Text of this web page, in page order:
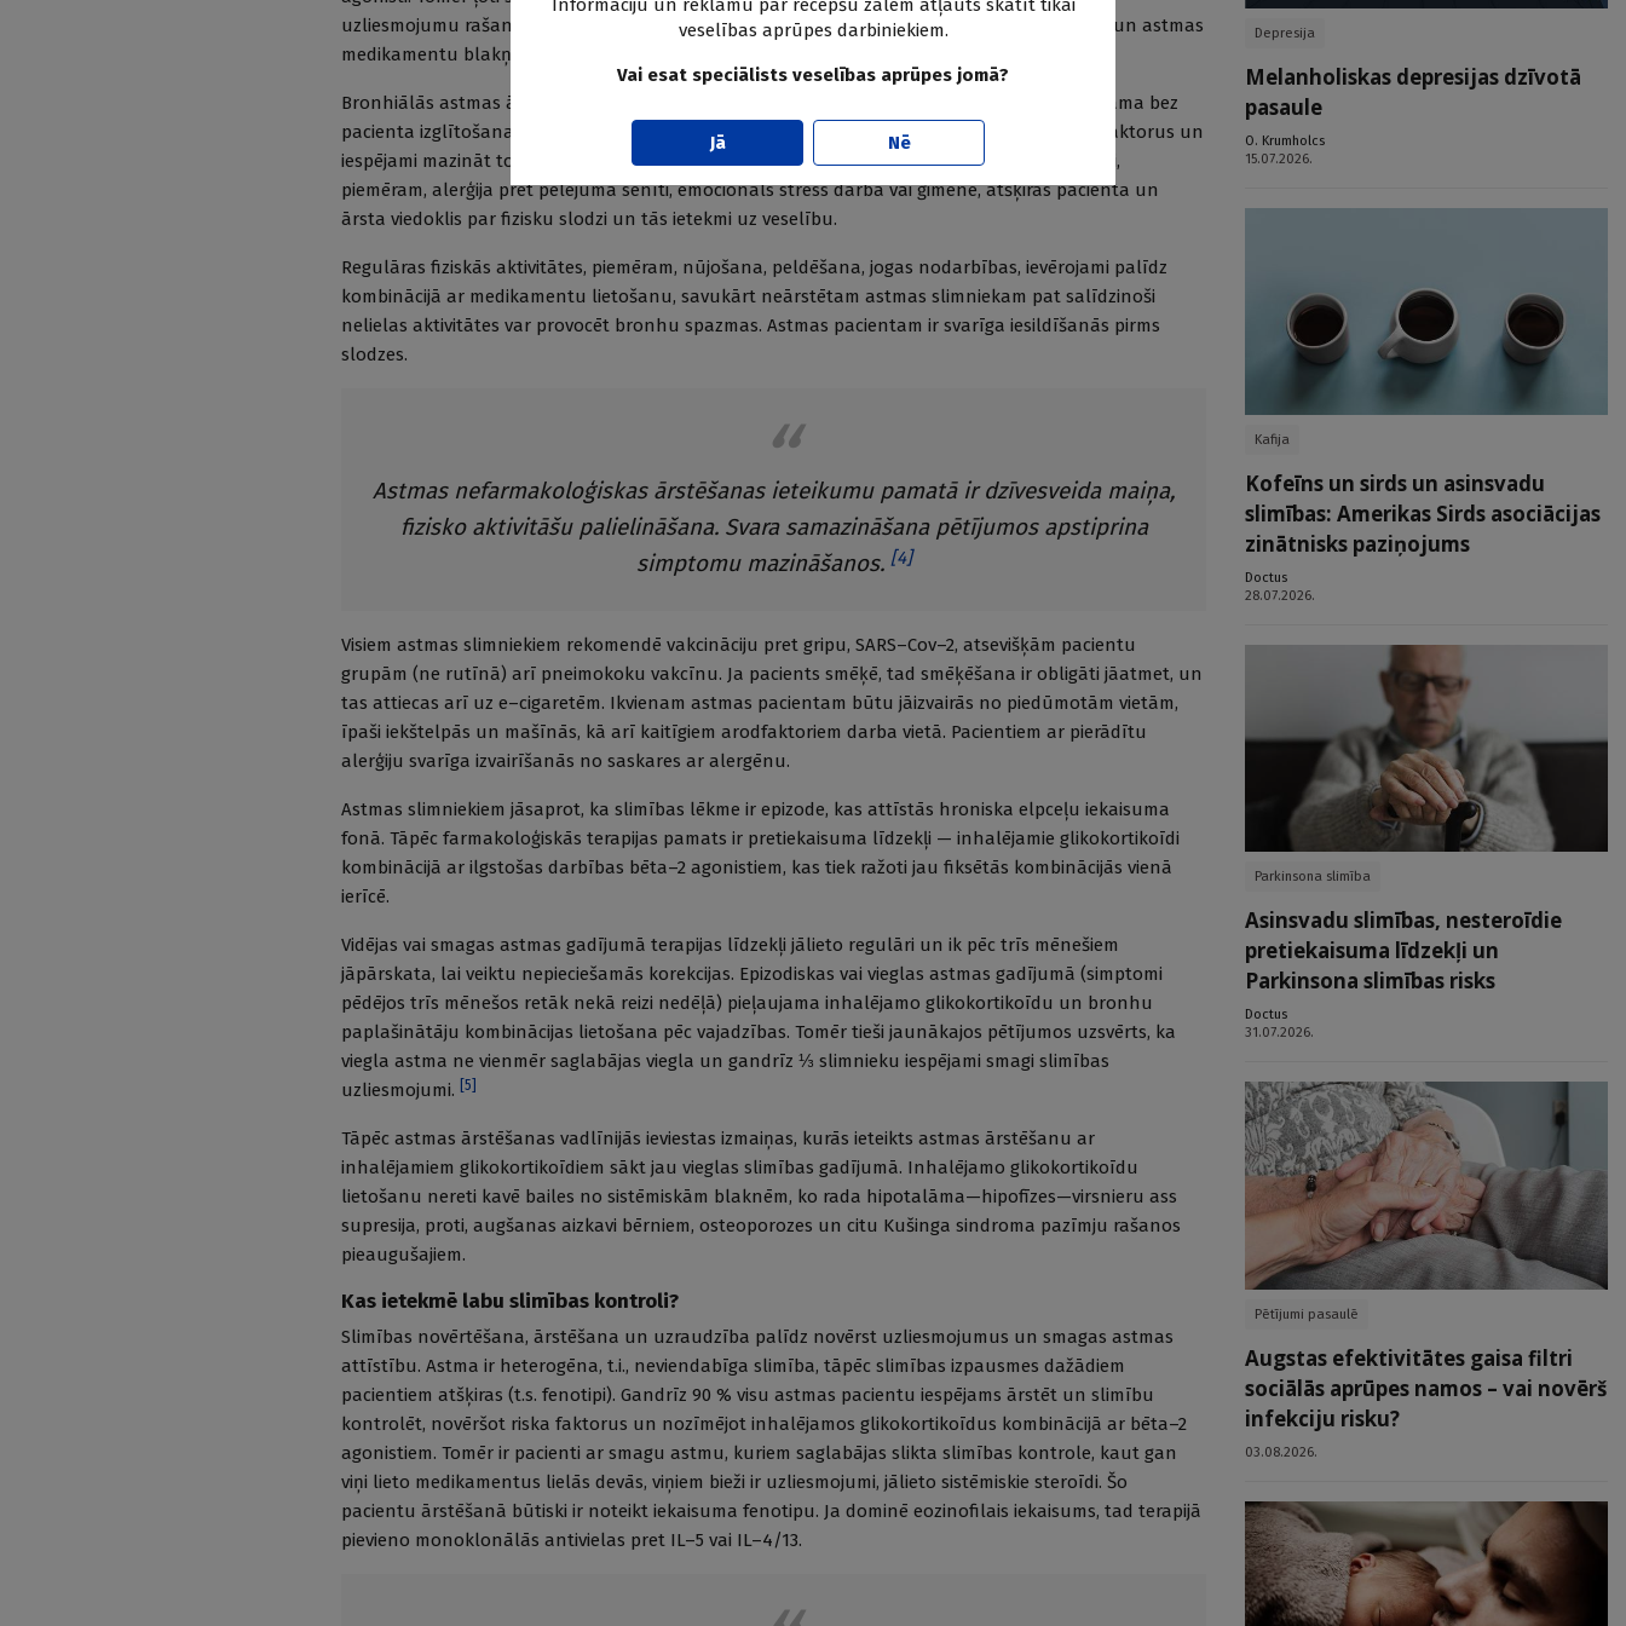
uzliesmojumu rašanos nākotnē un slimības nestabilitāti, plaušu funkcijas pasliktināšanos un astmas
medikamentu blakņu rašanos.
Bronhiālās astmas ārstēšanas plāna pamatā ir pacienta un ārsta sadarbība. Tā nav iespējama bez
pacienta izglītošanas un rakstiska rīcības plāna izstrādes. Svarīgi ir apzināt slimības riska faktorus un
iespējami mazināt to iedarbību. Nereti pacientam ir vairāki riska faktori un tie nav novēršami,
piemēram, alerģija pret pelējuma sēnīti, emocionāls stress darbā vai ģimenē, atšķiras pacienta un
ārsta viedoklis par fizisku slodzi un tās ietekmi uz veselību.
Regulāras fiziskās aktivitātes, piemēram, nūjošana, peldēšana, jogas nodarbības, ievērojami palīdz
kombinācijā ar medikamentu lietošanu, savukārt neārstētam astmas slimniekam pat salīdzinoši
nelielas aktivitātes var provocēt bronhu spazmas. Astmas pacientam ir svarīga iesildīšanās pirms
slodzes.
Astmas nefarmakoloģiskas ārstēšanas ieteikumu pamatā ir dzīvesveida maiņa,
fizisko aktivitāšu palielināšana. Svara samazināšana pētījumos apstiprina
simptomu mazināšanos. [4]
Visiem astmas slimniekiem rekomendē vakcināciju pret gripu, SARS–Cov–2, atsevišķām pacientu
grupām (ne rutīnā) arī pneimokoku vakcīnu. Ja pacients smēķē, tad smēķēšana ir obligāti jāatmet, un
tas attiecas arī uz e–cigaretēm. Ikvienam astmas pacientam būtu jāizvairās no piedūmotām vietām,
īpaši iekštelpās un mašīnās, kā arī kaitīgiem arodfaktoriem darba vietā. Pacientiem ar pierādītu
alerģiju svarīga izvairīšanās no saskares ar alergēnu.
Astmas slimniekiem jāsaprot, ka slimības lēkme ir epizode, kas attīstās hroniska elpceļu iekaisuma
fonā. Tāpēc farmakoloģiskās terapijas pamats ir pretiekaisuma līdzekļi — inhalējamie glikokortikoīdi
kombinācijā ar ilgstošas darbības bēta–2 agonistiem, kas tiek ražoti jau fiksētās kombinācijās vienā
ierīcē.
Vidējas vai smagas astmas gadījumā terapijas līdzekļi jālieto regulāri un ik pēc trīs mēnešiem
jāpārskata, lai veiktu nepieciešamās korekcijas. Epizodiskas vai vieglas astmas gadījumā (simptomi
pēdējos trīs mēnešos retāk nekā reizi nedēļā) pieļaujama inhalējamo glikokortikoīdu un bronhu
paplašinātāju kombinācijas lietošana pēc vajadzības. Tomēr tieši jaunākajos pētījumos uzsvērts, ka
viegla astma ne vienmēr saglabājas viegla un gandrīz ⅓ slimnieku iespējami smagi slimības
uzliesmojumi.
5
Tāpēc astmas ārstēšanas vadlīnijās ieviestas izmaiņas, kurās ieteikts astmas ārstēšanu ar
inhalējamiem glikokortikoīdiem sākt jau vieglas slimības gadījumā. Inhalējamo glikokortikoīdu
lietošanu nereti kavē bailes no sistēmiskām blaknēm, ko rada hipotalāma—hipofīzes—virsnieru ass
supresija, proti, augšanas aizkavi bērniem, osteoporozes un citu Kušinga sindroma pazīmju rašanos
pieaugušajiem.
Kas ietekmē labu slimības kontroli?
Slimības novērtēšana, ārstēšana un uzraudzība palīdz novērst uzliesmojumus un smagas astmas
attīstību. Astma ir heterogēna, t.i., neviendabīga slimība, tāpēc slimības izpausmes dažādiem
pacientiem atšķiras (t.s. fenotipi). Gandrīz 90 % visu astmas pacientu iespējams ārstēt un slimību
kontrolēt, novēršot riska faktorus un nozīmējot inhalējamos glikokortikoīdus kombinācijā ar bēta–2
agonistiem. Tomēr ir pacienti ar smagu astmu, kuriem saglabājas slikta slimības kontrole, kaut gan
viņi lieto medikamentus lielās devās, viņiem bieži ir uzliesmojumi, jālieto sistēmiskie steroīdi. Šo
pacientu ārstēšanā būtiski ir noteikt iekaisuma fenotipu. Ja dominē eozinofilais iekaisums, tad terapijā
pievieno monoklonālās antivielas pret IL–5 vai IL–4/13.
Depresija
Melanholiskas depresijas dzīvotā
pasaule
O. Krumholcs
15.07.2026.
Kafija
Kofeīns un sirds un asinsvadu
slimības: Amerikas Sirds asociācijas
zinātnisks paziņojums
Doctus
28.07.2026.
Parkinsona slimība
Asinsvadu slimības, nesteroīdie
pretiekaisuma līdzekļi un
Parkinsona slimības risks
Doctus
31.07.2026.
Pētījumi pasaulē
Augstas efektivitātes gaisa filtri
sociālās aprūpes namos – vai novērš
infekciju risku?
03.08.2026.
Informāciju un reklāmu par recepšu zālēm atļauts skatīt tikai
veselības aprūpes darbiniekiem.
Vai esat speciālists veselības aprūpes jomā?
Jā Nē